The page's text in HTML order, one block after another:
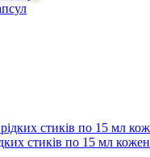
стиків по 15 мл кожен